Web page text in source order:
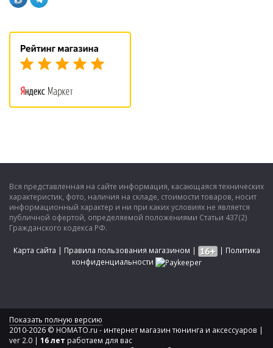
Вся представленная на сайте информация, касающаяся технических
характеристик, фото, наличия на складе, стоимости товаров, носит
информационный характер и ни при каких условиях не является
публичной офертой, определяемой положениями Статьи 437(2)
Гражданского кодекса РФ.
Карта сайта | Правила пользования магазином | | Политика
конфиденциальности
Показать полную версию
2010-2026 © HOMATO.ru - интернет магазин тюнинга и аксессуаров |
ver 2.0 | 16 лет работаем для вас